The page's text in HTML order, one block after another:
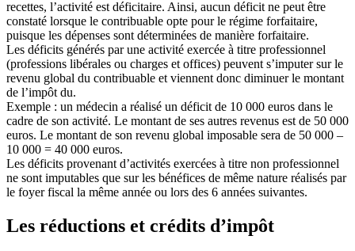
recettes, l’activité est déficitaire. Ainsi, aucun déficit ne peut être
constaté lorsque le contribuable opte pour le régime forfaitaire,
puisque les dépenses sont déterminées de manière forfaitaire.
Les déficits générés par une activité exercée à titre professionnel
(professions libérales ou charges et offices) peuvent s’imputer sur le
revenu global du contribuable et viennent donc diminuer le montant
de l’impôt du.
Exemple : un médecin a réalisé un déficit de 10 000 euros dans le
cadre de son activité. Le montant de ses autres revenus est de 50 000
euros. Le montant de son revenu global imposable sera de 50 000 –
10 000 = 40 000 euros.
Les déficits provenant d’activités exercées à titre non professionnel
ne sont imputables que sur les bénéfices de même nature réalisés par
le foyer fiscal la même année ou lors des 6 années suivantes.
Les réductions et crédits d’impôt